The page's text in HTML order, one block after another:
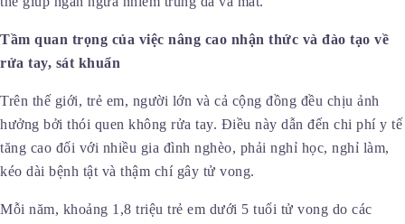
Tầm quan trọng của việc nâng cao nhận thức và đào tạo về
rửa tay, sát khuẩn
Trên thế giới, trẻ em, người lớn và cả cộng đồng đều chịu ảnh
hưởng bởi thói quen không rửa tay. Điều này dẫn đến chi phí y tế
tăng cao đối với nhiều gia đình nghèo, phải nghỉ học, nghỉ làm,
kéo dài bệnh tật và thậm chí gây tử vong.
Mỗi năm, khoảng 1,8 triệu trẻ em dưới 5 tuổi tử vong do các